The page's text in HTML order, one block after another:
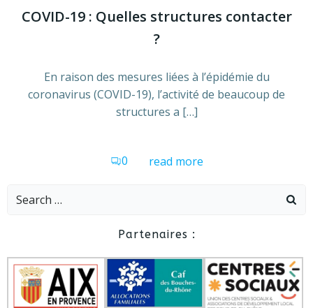
COVID-19 : Quelles structures contacter
?
En raison des mesures liées à l’épidémie du
coronavirus (COVID-19), l’activité de beaucoup de
structures a […]
0 read more
Search
Partenaires :